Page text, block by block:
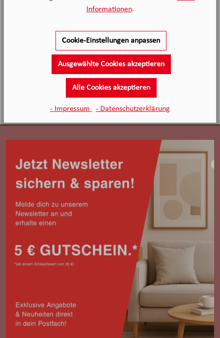
26.07.2026
Informationen.
Cookie-Einstellungen anpassen
Ausgewählte Cookies akzeptieren
Alle Cookies akzeptieren
- Impressum - Datenschutzerklärung